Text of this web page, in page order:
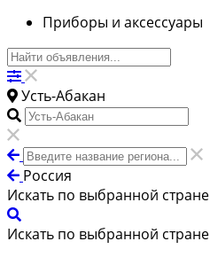
Приборы и аксессуары
Усть-Абакан
Россия
Искать по выбранной стране
Искать по выбранной стране